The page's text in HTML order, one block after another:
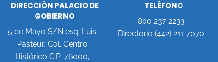
DIRECCIÓN PALACIO DE
GOBIERNO
5 de Mayo S/N esq. Luis
Pasteur, Col. Centro
Histórico C.P. 76000,
TELÉFONO
800 237 2233
Directorio (442) 211 7070